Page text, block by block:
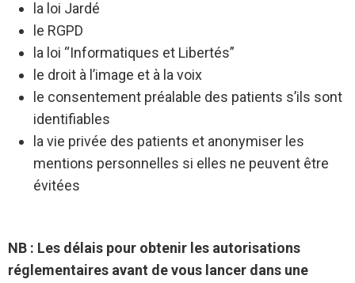
la loi Jardé
le RGPD
la loi “Informatiques et Libertés”
le droit à l’image et à la voix
le consentement préalable des patients s’ils sont
identifiables
la vie privée des patients et anonymiser les
mentions personnelles si elles ne peuvent être
évitées
NB : Les délais pour obtenir les autorisations
réglementaires avant de vous lancer dans une